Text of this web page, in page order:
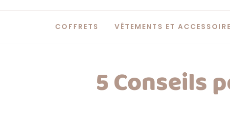
COFFRETS VÊTEMENTS ET
5 Conseils